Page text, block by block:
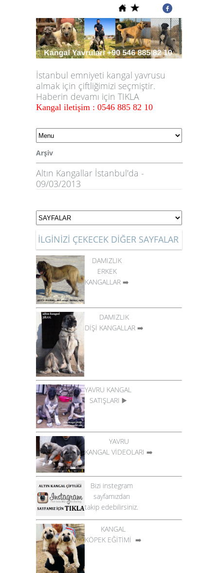
İstanbul emniyeti kangal yavrusu
almak için çiftliğimizi seçmiştir.
Haberin devamı için TIKLA
Kangal iletişim : 0546 885 82 10
Arşiv
Altın Kangallar İstanbul'da -
09/03/2013
İLGİNİZİ ÇEKECEK DİĞER SAYFALAR
DAMIZLIK
ERKEK
KANGALLAR ➡️
DAMIZLIK
DİŞİ KANGALLAR ➡️
YAVRU KANGAL
SATIŞLARI ▶️
YAVRU
KANGAL VİDEOLARI ➡️
Bizi instegram
sayfamızdan
takip edebilirsiniz.
KANGAL
KÖPEK EĞİTİMİ ➡️